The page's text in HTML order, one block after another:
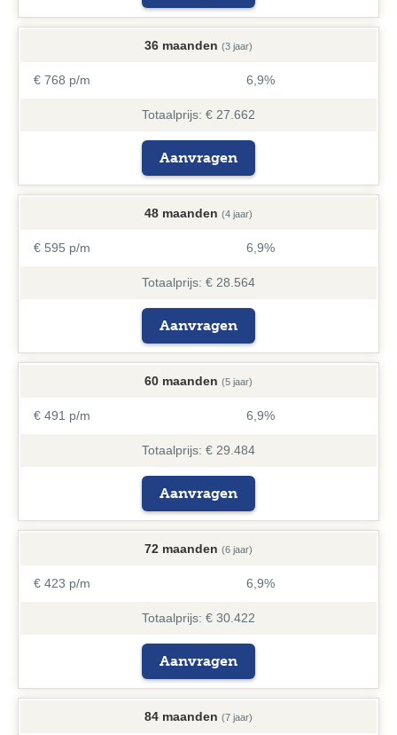
36 maanden (3 jaar)
€ 768 p/m 6,9%
Totaalprijs: € 27.662
Aanvragen
48 maanden (4 jaar)
€ 595 p/m 6,9%
Totaalprijs: € 28.564
Aanvragen
60 maanden (5 jaar)
€ 491 p/m 6,9%
Totaalprijs: € 29.484
Aanvragen
72 maanden (6 jaar)
€ 423 p/m 6,9%
Totaalprijs: € 30.422
Aanvragen
84 maanden (7 jaar)